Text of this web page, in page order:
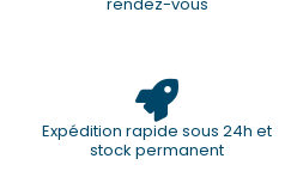
Expédition rapide sous 24h et
stock permanent